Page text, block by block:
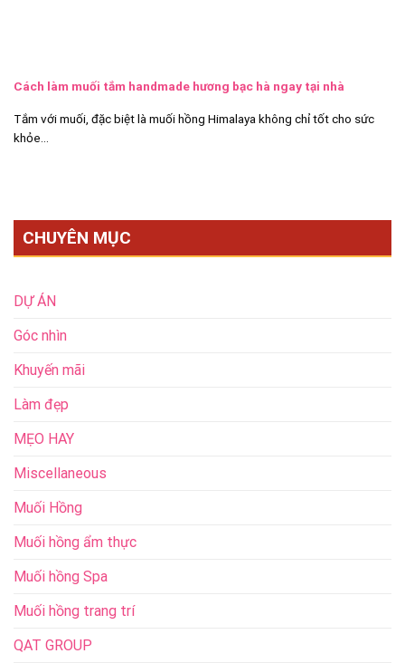
Cách làm muối tắm handmade hương bạc hà ngay tại nhà
Tắm với muối, đặc biệt là muối hồng Himalaya không chỉ tốt cho sức
khỏe...
CHUYÊN MỤC
DỰ ÁN
Góc nhìn
Khuyến mãi
Làm đẹp
MẸO HAY
Miscellaneous
Muối Hồng
Muối hồng ẩm thực
Muối hồng Spa
Muối hồng trang trí
QAT GROUP